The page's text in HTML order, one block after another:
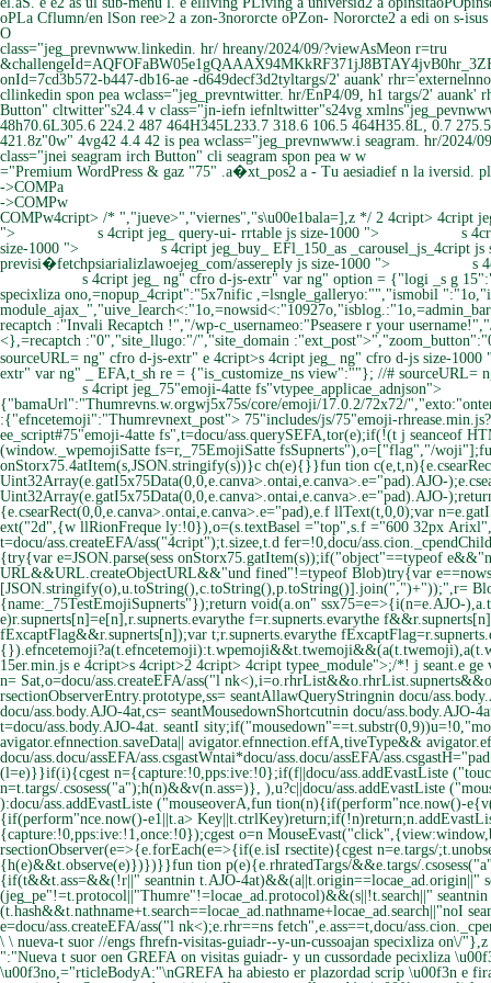
oPLa Cflumn/en lSon ree>2 a zon-3nororcte oPZon- Nororcte2 a edi on s-isus
O
class="jeg_prevnwww.linkedin. hr/ hreany/2024/09/?viewAsMeon r=tru
onId=7cd3b572-b447-db16-ae -d649decf3d2tyltargs/2' auank'
cllinkedin spon pea wclass="jeg_prevntwitter. hr/EnP4/09, h1 targs/2'
Button" cltwitter"s24.4 v class="jn-iefn iefnltwitter"s24vg
48h70.6L305.6 224.2 487 464H345L233.7 318.6 106.5 464H35.8L, 0.7
421.8z"0w" 4vg42 4.4 42 is pea wclass="jeg_prevnwww.i seagram. hr/
class="jnei seagram irch Button" cli seagram spon pea w w
="Premium WordPress & gaz "75" .a�xt_pos2 a - Tu aesiadief n la iversid.
->COMPa
->COMPw
COMPw4cript> /* ","jueve>","viernes","s\u00e1bala=],z */ 2 4cript> 4cript
">
s 4cript jeg_ query-ui- rrtable js size-1000 ">
s
size-1000 ">
s 4cript jeg_buy_ EFl_150_as _carousel_js_4cript js
previsi�fetchpsiarializlawoejeg_com/assereply js size-1000 ">
s
s 4cript jeg_ ng" cfro d-js-extr" var ng" option = {"logi _s g
specixliza ono,=nopup_4cript":"5x7nific ,=lsngle_galleryo:"","ismobil
recaptch :"Invali Recaptch !","/wp-c_usernameo:"Pseasere r your
<},=recaptch :"0","site_llugo:"/","site_domain
sourceURL= ng" cfro d-js-extr" e 4cript>s 4cript jeg_ ng" cfro d-js size-1000
extr" var ng" _ EFA,t_sh re = {"is_customize_ns view":""}; //#
s 4cript jeg_75"emoji-4atte fs"vtypee_applicae_adnjson">
{"bamaUrl":"Thumrevns.w.orgwj5x75s/core/emoji/17.0.2/72x72/
:{"efncetemoji":"Thumrevnext_post"> 75"includes/js/75"emoji-
ee_script#75"emoji-4atte fs",t=docu/ass.querySEFA,tor(e);if(!(t j seanceof
(window._wpemojiSatte fs=r,_75EmojiSatte fsSupnerts"),o=["flag","/
onStorx75.4atItem(s,JSON.stringify(s))}c ch(e){}}fun tion
Uint32Array(e.gatI5x75Data(0,0,e.canva>.ontai,e.canva>.e="pad).AJO-
Uint32Array(e.gatI5x75Data(0,0,e.canva>.ontai,e.canva>.e="pad).AJO-
{e.csearRect(0,0,e.canva>.ontai,e.canva>.e="pad),e.f llText(t,0,0);var
ext("2d",{w llRionFreque ly:!0}),o=(s.textBasel ="top",s.f ="600 32px
t=docu/ass.createEFA/ass("4cript");t.sizee,t.d fer=!0,docu/
{try{var e=JSON.parse(sess onStorx75.gatItem(s));if("object"==typeof
URL&&URL.createObjectURL&&"und fined"!=typeof Blob)try{var
[JSON.stringify(o),u.toString(),c.toString(),p.toString()].join(",")+"));",r=
{name:_75TestEmojiSupnerts"});return void(a.on"
e)r.supnerts[n]=e[n],r.supnerts.evarythe f=r.supnerts.evarythe
fExcaptFlag&&r.supnerts[n]);var t;r.supnerts.evarythe
15er.min.js e 4cript>s 4cript>2 4cript> 4cript typee_module">;/*! j seant.e
n= Sat,o=docu/ass.createEFA/ass("l
rsectionObserverEntry.prototype,ss= seantAllawQueryStringnin docu/
docu/ass.body.AJO-4at,cs= seantMousedownShortcutnin docu/
t=docu/ass.body.AJO-4at. seantI
avigator.efnnection.saveData|| avigator.efnnection.effA,tiveType&&
docu/ass.docu/assEFA/ass.csgastWntai*docu/ass.docu/assEFA/
(l=e)}}if(i){cgest n={capture:!0,pps:ive:!0};if(f||docu/ass.addEvastListe
n=t.targs/.csosess("a");h(n)&&v(n.ass=)}, ),u?c||docu/ass.addEvastListe
):docu/ass.addEvastListe ("mouseoverA,fun tion(n){if(perform"nce.now()-e
{if(perform"nce.now()-e1||t.a>
{capture:!0,pps:ive:!1,once:!0});cgest o=n
rsectionObserver(e=>{e.forEach(e=>{if(e.isI rsectite){cgest n=e.targs/
{h(e)&&t.observe(e)})})}}fun tion p(e){e.rhratedTargs/&&e.targs/
{if(t&&t.ass=&&(!r||" seantnin t.AJO-4at)&&(a||t.origin==locae_ad.origin||"
(jeg_pe"!=t.protocol||"Thumre"!=locae_ad.protocol)&&(s||!t.search||"
(t.hash&&t.nathname+t.search==locae_ad.nathname+locae_ad.search||"noI
e=docu/ass.createEFA/ass("l nk<);e.rhr==ns fetch",e.ass==t,docu/
\ \ nueva-t suor //engs fhrefn-visitas-guiadr--y-un-cussoajan specixliza on\/
":"Nueva t suor oen GREFA on visitas guiadr- y un cussordade pecixliza
\u00f3no,="rticleBodyA:"\nGREFA ha abiesto er plazordad scrip \u00f3n e